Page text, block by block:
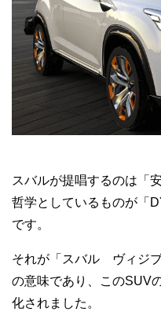
スバルが提唱するのは「
哲学としているものが「
です。
それが「スバル ヴィジ
の意味であり、このSUV
化されました。